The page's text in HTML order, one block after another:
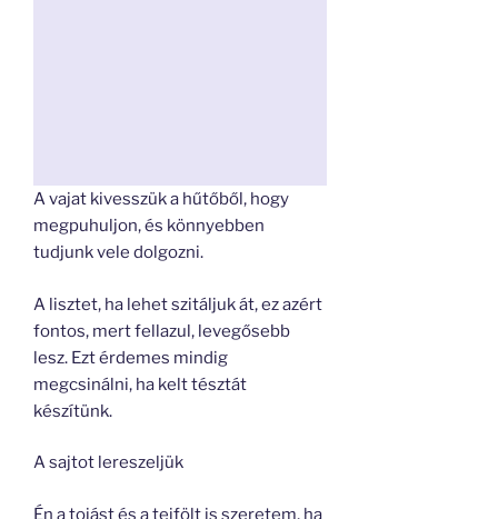
A vajat kivesszük a hűtőből, hogy
megpuhuljon, és könnyebben
tudjunk vele dolgozni.
A lisztet, ha lehet szitáljuk át, ez azért
fontos, mert fellazul, levegősebb
lesz. Ezt érdemes mindig
megcsinálni, ha kelt tésztát
készítünk.
A sajtot lereszeljük
Én a tojást és a tejfölt is szeretem, ha